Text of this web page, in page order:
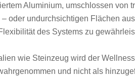
Aluminium, umschlossen von
oder undurchsichtigen Flächen
des Systems zu
wie Steinzeug wird der
und nicht als